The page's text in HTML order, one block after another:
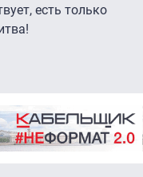
есть только